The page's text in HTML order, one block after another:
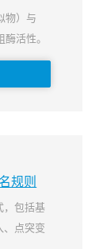
物）与
活性。
规则
，包括基
、点突变